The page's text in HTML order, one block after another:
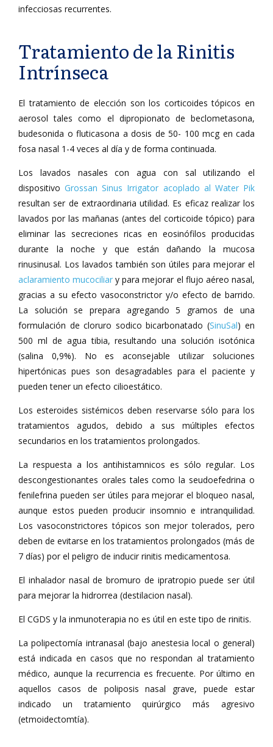
infecciosas recurrentes.
Tratamiento de la Rinitis
Intrínseca
El tratamiento de elección son los corticoides tópicos en
aerosol tales como el dipropionato de beclometasona,
budesonida o fluticasona a dosis de 50- 100 mcg en cada
fosa nasal 1-4 veces al día y de forma continuada.
Los lavados nasales con agua con sal utilizando el
dispositivo Grossan Sinus Irrigator acoplado al Water Pik
resultan ser de extraordinaria utilidad. Es eficaz realizar los
lavados por las mañanas (antes del corticoide tópico) para
eliminar las secreciones ricas en eosinófilos producidas
durante la noche y que están dañando la mucosa
rinusinusal. Los lavados también son útiles para mejorar el
aclaramiento mucociliar y para mejorar el flujo aéreo nasal,
gracias a su efecto vasoconstrictor y/o efecto de barrido.
La solución se prepara agregando 5 gramos de una
formulación de cloruro sodico bicarbonatado (SinuSal) en
500 ml de agua tibia, resultando una solución isotónica
(salina 0,9%). No es aconsejable utilizar soluciones
hipertónicas pues son desagradables para el paciente y
pueden tener un efecto cilioestático.
Los esteroides sistémicos deben reservarse sólo para los
tratamientos agudos, debido a sus múltiples efectos
secundarios en los tratamientos prolongados.
La respuesta a los antihistamnicos es sólo regular. Los
descongestionantes orales tales como la seudoefedrina o
fenilefrina pueden ser útiles para mejorar el bloqueo nasal,
aunque estos pueden producir insomnio e intranquilidad.
Los vasoconstrictores tópicos son mejor tolerados, pero
deben de evitarse en los tratamientos prolongados (más de
7 días) por el peligro de inducir rinitis medicamentosa.
El inhalador nasal de bromuro de ipratropio puede ser útil
para mejorar la hidrorrea (destilacion nasal).
El CGDS y la inmunoterapia no es útil en este tipo de rinitis.
La polipectomía intranasal (bajo anestesia local o general)
está indicada en casos que no respondan al tratamiento
médico, aunque la recurrencia es frecuente. Por último en
aquellos casos de poliposis nasal grave, puede estar
indicado un tratamiento quirúrgico más agresivo
(etmoidectomtía).